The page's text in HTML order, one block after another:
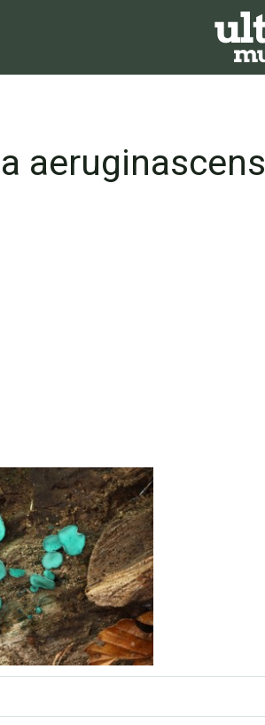
aeruginascens